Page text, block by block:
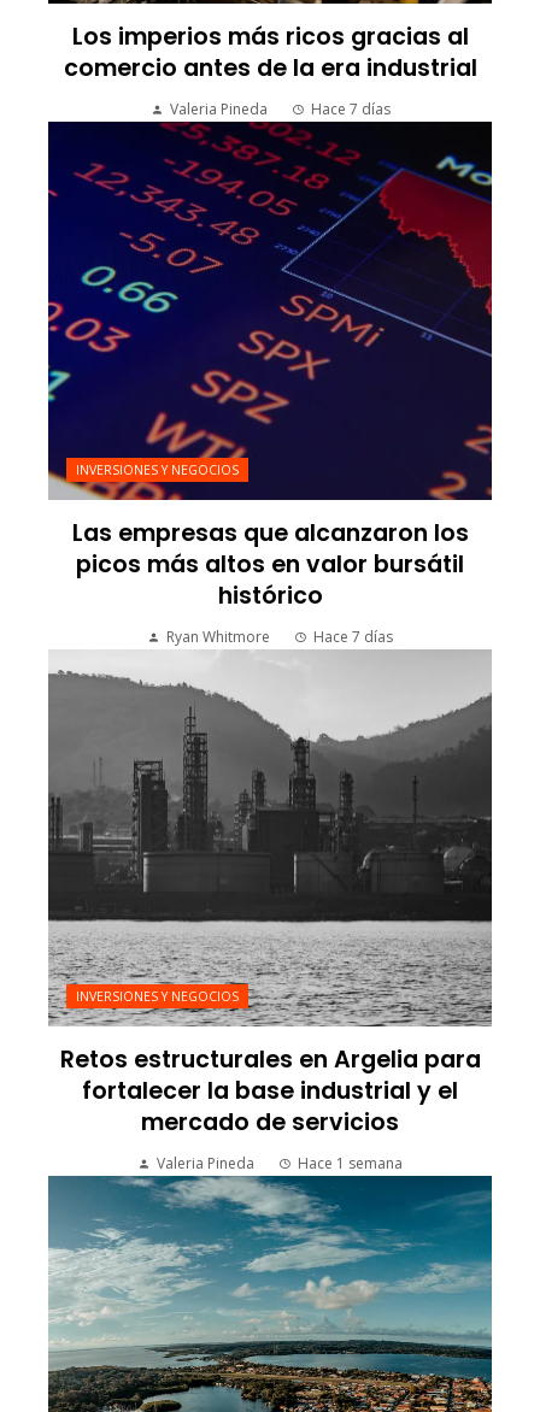
Los imperios más ricos gracias al
comercio antes de la era industrial
Valeria Pineda Hace 7 días
INVERSIONES Y NEGOCIOS
Las empresas que alcanzaron los
picos más altos en valor bursátil
histórico
Ryan Whitmore Hace 7 días
INVERSIONES Y NEGOCIOS
Retos estructurales en Argelia para
fortalecer la base industrial y el
mercado de servicios
Valeria Pineda Hace 1 semana